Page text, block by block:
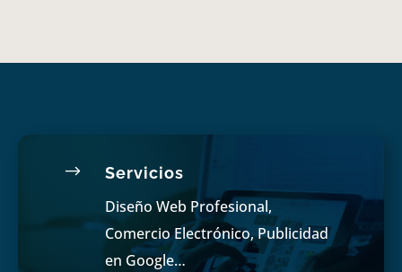
$ Servicios
Diseño Web Profesional,
Comercio Electrónico, Publicidad
en Google…